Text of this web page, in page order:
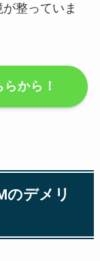
整っていま
から！
のデメリ